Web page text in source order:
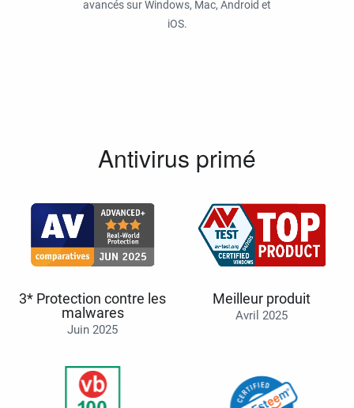
avancés sur Windows, Mac, Android et
iOS.
Antivirus primé
3* Protection contre les
malwares
Juin 2025
Meilleur produit
Avril 2025